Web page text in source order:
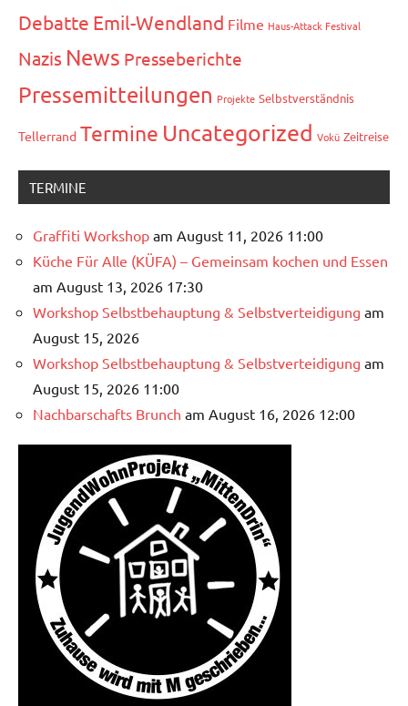
Debatte Emil-Wendland Filme Haus-Attack Festival
Nazis News Presseberichte
Pressemitteilungen Projekte Selbstverständnis
Tellerrand Termine Uncategorized Vokü Zeitreise
TERMINE
Graffiti Workshop am August 11, 2026 11:00
Küche Für Alle (KÜFA) – Gemeinsam kochen und Essen
am August 13, 2026 17:30
Workshop Selbstbehauptung & Selbstverteidigung am
August 15, 2026
Workshop Selbstbehauptung & Selbstverteidigung am
August 15, 2026 11:00
Nachbarschafts Brunch am August 16, 2026 12:00